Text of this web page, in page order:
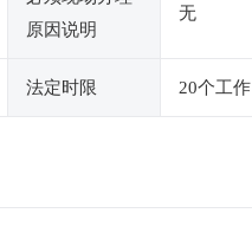
原因说明
无
法定时限 20个工作